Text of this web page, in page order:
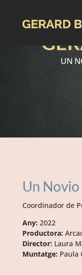
UN
Un
Coordinador de
Any: 2022
Productora:
Director: Laura
Muntatge: Paula